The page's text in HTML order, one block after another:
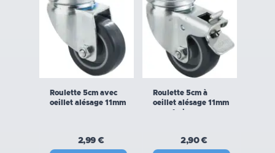
Roulette 5cm avec
oeillet alésage 11mm
2,99 €
Roulette 5cm à
oeillet alésage 11mm
avec frein
2,90 €